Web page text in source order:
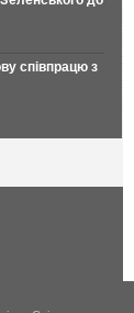
співпрацю з